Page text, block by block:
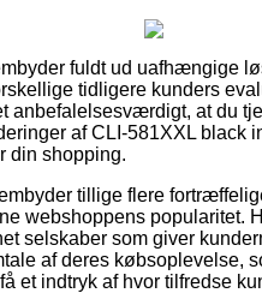
fuldt ud uafhængige
tidligere kunders
anbefalelsesværdigt, at du
af CLI-581XXL black
din shopping.
tillige flere
webshoppens popularitet.
selskaber som giver
af deres købsoplevelse,
et indtryk af hvor tilfredse